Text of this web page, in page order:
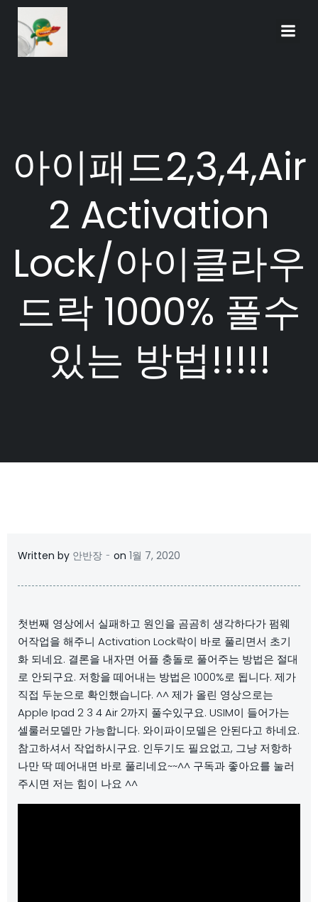
아이패드2,3,4,Air
2 Activation
Lock/아이클라우
드락 1000% 풀수
있는 방법!!!!!
Written by 안반장 - on 1월 7, 2020
첫번째 영상에서 실패하고 원인을 곰곰히 생각하다가 펌웨
어작업을 해주니 Activation Lock락이 바로 풀리면서 초기
화 되네요. 결론을 내자면 어플 충돌로 풀어주는 방법은 절대
로 안되구요. 저항을 떼어내는 방법은 1000%로 됩니다. 제가
직접 두눈으로 확인했습니다. ^^ 제가 올린 영상으로는
Apple Ipad 2 3 4 Air 2까지 풀수있구요. USIM이 들어가는
셀룰러모델만 가능합니다. 와이파이모델은 안된다고 하네요.
참고하셔서 작업하시구요. 인두기도 필요없고, 그냥 저항하
나만 딱 떼어내면 바로 풀리네요~~^^ 구독과 좋아요를 눌러
주시면 저는 힘이 나요 ^^